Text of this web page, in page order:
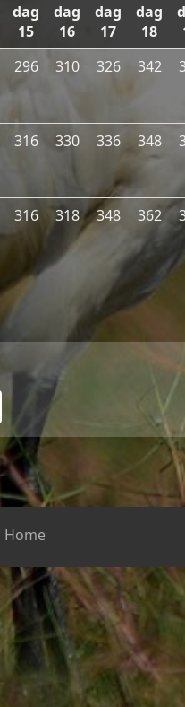
dag
15
dag
16
dag
17
dag
18
296 310 326 342
316 330 336 348
316 318 348 362
Home